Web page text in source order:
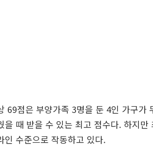
69점은 부양가족 3명을 둔 4인 가구가
을 때 받을 수 있는 최고 점수다. 하지
인 수준으로 작동하고 있다.